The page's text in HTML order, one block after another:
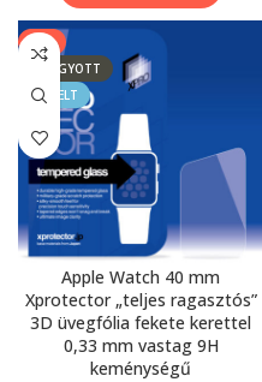
-9%
ELFOGYOTT
KIEMELT
Apple Watch 40 mm
Xprotector „teljes ragasztós”
3D üvegfólia fekete kerettel
0,33 mm vastag 9H
keménységű